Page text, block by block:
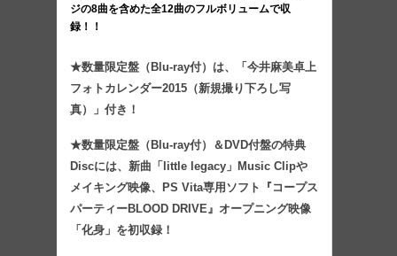
ジの8曲を含めた全12曲のフルボリュームで収
録！！
★数量限定盤（Blu-ray付）は、「今井麻美卓上
フォトカレンダー2015（新規撮り下ろし写
真）」付き！
★数量限定盤（Blu-ray付）＆DVD付盤の特典
Discには、新曲「little legacy」Music Clipや
メイキング映像、PS Vita専用ソフト『コープス
パーティーBLOOD DRIVE』オープニング映像
「化身」を初収録！